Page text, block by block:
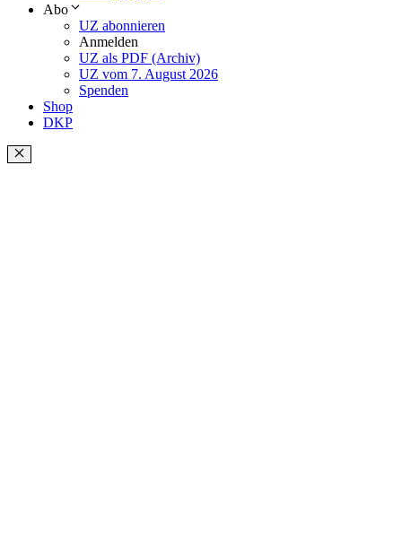
Abo
UZ abonnieren
Anmelden
UZ als PDF (Archiv)
UZ vom 7. August 2026
Spenden
Shop
DKP
Schließen